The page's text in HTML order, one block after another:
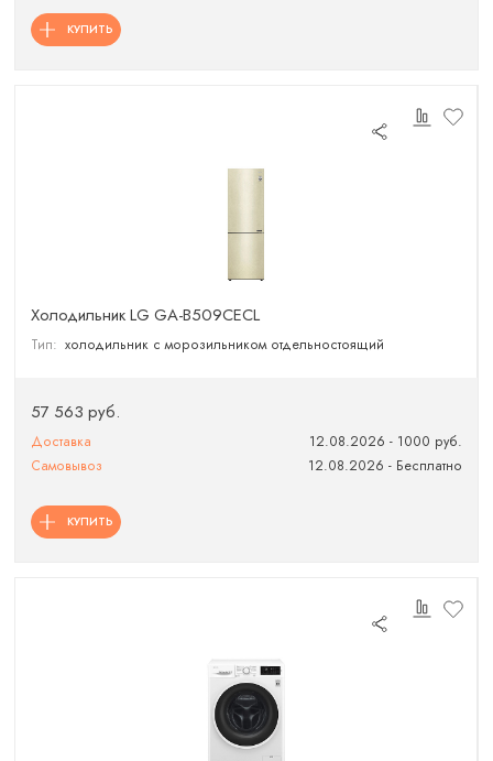
КУПИТЬ
Холодильник LG GA-B509CECL
Тип: холодильник с морозильником отдельностоящий
57 563 руб.
Доставка
12.08.2026 - 1000 руб.
Самовывоз
12.08.2026 - Бесплатно
КУПИТЬ